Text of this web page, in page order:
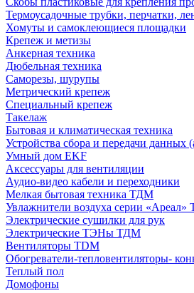
Термоусадочные трубки, перчатки,
Хомуты и самоклеющиеся площадки
Крепеж и метизы
Анкерная техника
Дюбельная техника
Саморезы, шурупы
Метрический крепеж
Специальный крепеж
Такелаж
Бытовая и климатическая техника
Устройства сбора и передачи
Умный дом EKF
Аксессуары для вентиляции
Аудио-видео кабели и переходники
Мелкая бытовая техника ТДМ
Увлажнители воздуха серии «Ареал»
Электрические сушилки для рук
Электрические ТЭНы ТДМ
Вентиляторы TDM
Обогреватели-тепловентиляторы-
Теплый пол
Домофоны